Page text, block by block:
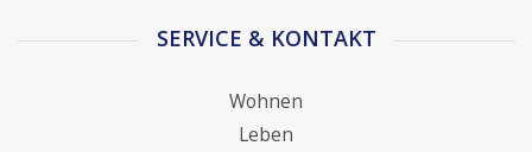
SERVICE & KONTAKT
Wohnen
Leben